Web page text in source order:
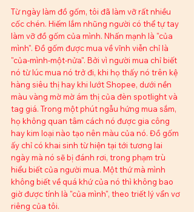
Từ ngày làm đồ gốm, tôi đã làm vỡ rất nhiều
cốc chén. Hiếm lắm nhũng người có thể tự tay
làm vỡ đồ gốm của mình. Nhấn mạnh là "của
mình". Đồ gốm được mua về vĩnh viễn chỉ là
"của-mình-một-nửa". Bởi vì người mua chỉ biết
nó từ lúc mua nó trở đi, khi họ thấy nó trên kệ
hàng siêu thị hay khi lướt Shopee, dưới nền
màu vàng mờ mờ ám thị của đèn spotlight và
tag giá. Trong một phút ngẫu hứng mua sắm,
họ không quan tâm cách nó được gia công
hay kim loại nào tạo nên màu của nó. Đồ gốm
ấy chỉ có khai sinh từ hiện tại tới tương lai
ngày mà nó sẽ bị đánh rơi, trong phạm trù
hiểu biết của người mua. Một thứ mà mình
không biết về quá khứ của nó thì không bao
giờ được tính là "của mình", theo triết lý vẩn vơ
riêng của tôi.